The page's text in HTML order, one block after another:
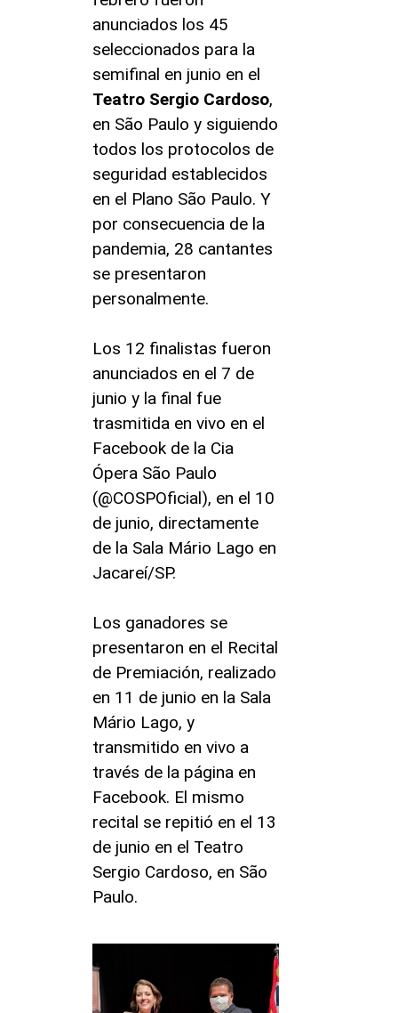
anunciados los 45
seleccionados para la
semifinal en junio en el
Teatro Sergio Cardoso,
en São Paulo y siguiendo
todos los protocolos de
seguridad establecidos
en el Plano São Paulo. Y
por consecuencia de la
pandemia, 28 cantantes
se presentaron
personalmente.
Los 12 finalistas fueron
anunciados en el 7 de
junio y la final fue
trasmitida en vivo en el
Facebook de la Cia
Ópera São Paulo
(@COSPOficial), en el 10
de junio, directamente
de la Sala Mário Lago en
Jacareí/SP.
Los ganadores se
presentaron en el Recital
de Premiación, realizado
en 11 de junio en la Sala
Mário Lago, y
transmitido en vivo a
través de la página en
Facebook. El mismo
recital se repitió en el 13
de junio en el Teatro
Sergio Cardoso, en São
Paulo.